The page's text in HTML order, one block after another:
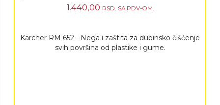
1.440,00 RSD. SA PDV-OM.
Karcher RM 652 - Nega i zaštita za dubinsko čišćenje
svih površina od plastike i gume.